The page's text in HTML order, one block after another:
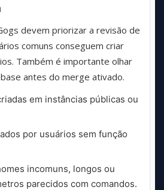
devem priorizar a revisão de
comuns conseguem criar
Também é importante olhar
antes do merge ativado.
em instâncias públicas ou
por usuários sem função
incomuns, longos ou
parecidos com comandos.